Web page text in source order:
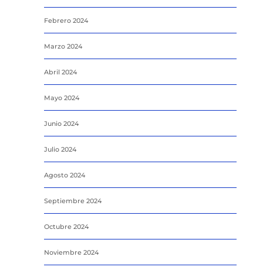
Febrero 2024
Marzo 2024
Abril 2024
Mayo 2024
Junio 2024
Julio 2024
Agosto 2024
Septiembre 2024
Octubre 2024
Noviembre 2024